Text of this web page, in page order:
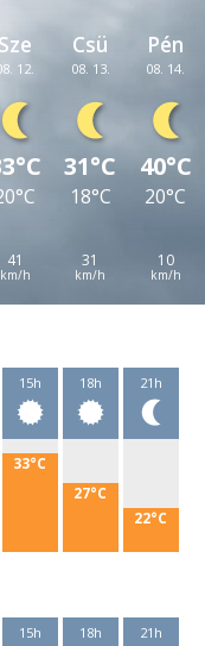
Sze
12.
41
Csü
08. 13.
31°C
18°C
31
Pén
08. 14.
40°C
20°C
10
15h
33°C
18h
27°C
21h
22°C
15h 18h 21h